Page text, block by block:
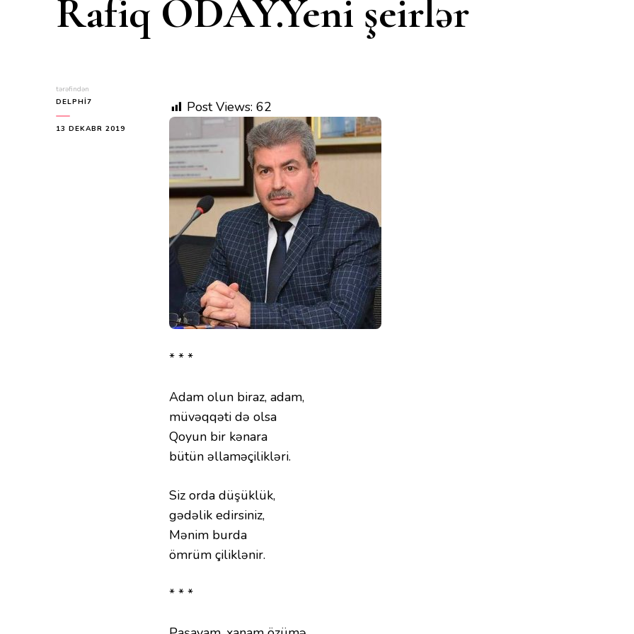
Rafiq ODAY.Yeni şeirlər
tərəfindən
DELPHI7
13 DEKABR 2019
Post Views: 62
* * *
Adam olun biraz, adam,
müvəqqəti də olsa
Qoyun bir kənara
bütün əllaməçilikləri.
Siz orda düşüklük,
gədəlik edirsiniz,
Mənim burda
ömrüm çiliklənir.
* * *